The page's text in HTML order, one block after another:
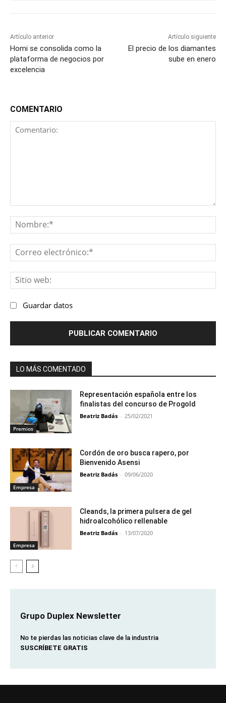
Artículo anterior
Homi se consolida como la
plataforma de negocios por
excelencia
Artículo siguiente
El precio de los diamantes
sube en enero
COMENTARIO
Guardar datos
LO MÁS COMENTADO
Premios
Representación española entre los
finalistas del concurso de Progold
Beatriz Badás - 25/02/2021
Empresa
Cordón de oro busca rapero, por
Bienvenido Asensi
Beatriz Badás - 09/06/2020
Empresa
Cleands, la primera pulsera de gel
hidroalcohólico rellenable
Beatriz Badás - 13/07/2020
Grupo Duplex Newsletter
No te pierdas las noticias clave de la industria
SUSCRÍBETE GRATIS